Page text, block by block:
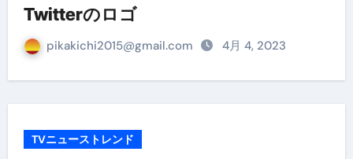
Twitterのロゴ
pikakichi2015@gmail.com 4月 4, 2023
TVニューストレンド